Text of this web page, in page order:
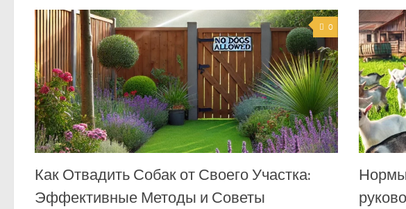
0
Как Отвадить Собак от Своего Участка:
Эффективные Методы и Советы